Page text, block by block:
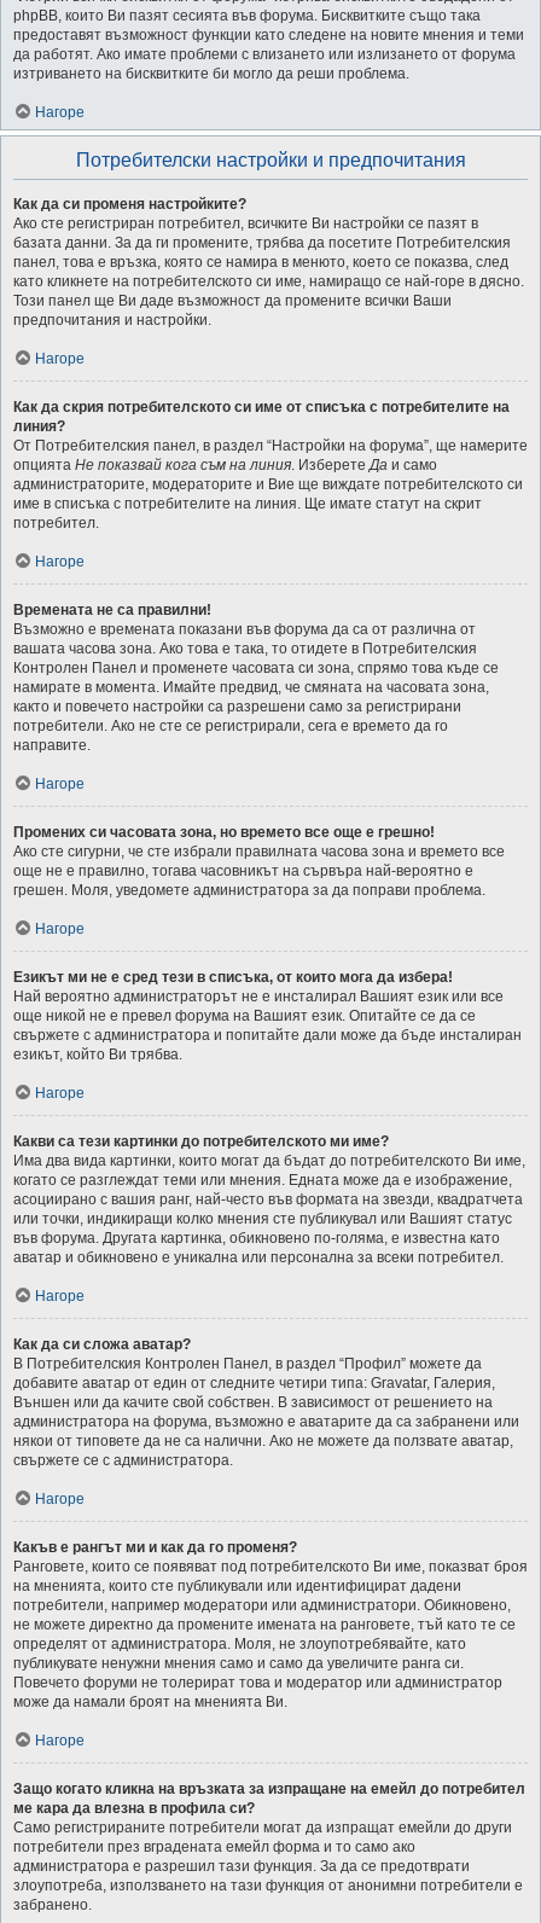
phpBB, които Ви пазят сесията във форума. Бисквитките също така
предоставят възможност функции като следене на новите мнения и теми
да работят. Ако имате проблеми с влизането или излизането от форума
изтриването на бисквитките би могло да реши проблема.
Нагоре
Потребителски настройки и предпочитания
Как да си променя настройките?
Ако сте регистриран потребител, всичките Ви настройки се пазят в
базата данни. За да ги промените, трябва да посетите Потребителския
панел, това е връзка, която се намира в менюто, което се показва, след
като кликнете на потребителското си име, намиращо се най-горе в дясно.
Този панел ще Ви даде възможност да промените всички Ваши
предпочитания и настройки.
Нагоре
Как да скрия потребителското си име от списъка с потребителите на
линия?
От Потребителския панел, в раздел “Настройки на форума”, ще намерите
опцията Не показвай кога съм на линия. ИзберетеДа и само
администраторите, модераторите и Вие ще виждате потребителското си
име в списъка с потребителите на линия. Ще имате статут на скрит
потребител.
Нагоре
Времената не са правилни!
Възможно е времената показани във форума да са от различна от
вашата часова зона. Ако това е така, то отидете в Потребителския
Контролен Панел и променете часовата си зона, спрямо това къде се
намирате в момента. Имайте предвид, че смяната на часовата зона,
както и повечето настройки са разрешени само за регистрирани
потребители. Ако не сте се регистрирали, сега е времето да го
направите.
Нагоре
Промених си часовата зона, но времето все още е грешно!
Ако сте сигурни, че сте избрали правилната часова зона и времето все
още не е правилно, тогава часовникът на сървъра най-вероятно е
грешен. Моля, уведомете администратора за да поправи проблема.
Нагоре
Езикът ми не е сред тези в списъка, от които мога да избера!
Най вероятно администраторът не е инсталирал Вашият език или все
още никой не е превел форума на Вашият език. Опитайте се да се
свържете с администратора и попитайте дали може да бъде инсталиран
езикът, който Ви трябва.
Нагоре
Какви са тези картинки до потребителското ми име?
Има два вида картинки, които могат да бъдат до потребителското Ви име,
когато се разглеждат теми или мнения. Едната може да е изображение,
асоциирано с вашия ранг, най-често във формата на звезди, квадратчета
или точки, индикиращи колко мнения сте публикувал или Вашият статус
във форума. Другата картинка, обикновено по-голяма, е известна като
аватар и обикновено е уникална или персонална за всеки потребител.
Нагоре
Как да си сложа аватар?
В Потребителския Контролен Панел, в раздел “Профил” можете да
добавите аватар от един от следните четири типа: Gravatar, Галерия,
Външен или да качите свой собствен. В зависимост от решението на
администратора на форума, възможно е аватарите да са забранени или
някои от типовете да не са налични. Ако не можете да ползвате аватар,
свържете се с администратора.
Нагоре
Какъв е рангът ми и как да го променя?
Ранговете, които се появяват под потребителското Ви име, показват броя
на мненията, които сте публикували или идентифицират дадени
потребители, например модератори или администратори. Обикновено,
не можете директно да промените имената на ранговете, тъй като те се
определят от администратора. Моля, не злоупотребявайте, като
публикувате ненужни мнения само и само да увеличите ранга си.
Повечето форуми не толерират това и модератор или администратор
може да намали броят на мненията Ви.
Нагоре
Защо когато кликна на връзката за изпращане на емейл до потребител
ме кара да влезна в профила си?
Само регистрираните потребители могат да изпращат емейли до други
потребители през вградената емейл форма и то само ако
администратора е разрешил тази функция. За да се предотврати
злоупотреба, използването на тази функция от анонимни потребители е
забранено.